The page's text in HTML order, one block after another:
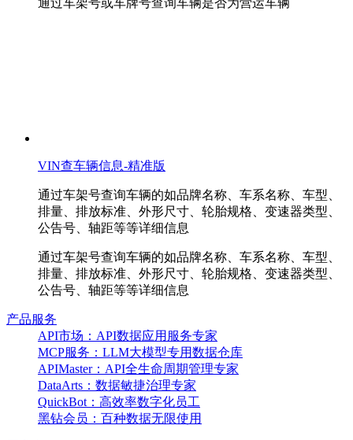
通过车架号或车牌号查询车辆是否为营运车辆
VIN查车辆信息-精准版
通过车架号查询车辆的如品牌名称、车系名称、车型、
排量、排放标准、外形尺寸、轮胎规格、变速器类型、
公告号、轴距等等详细信息
通过车架号查询车辆的如品牌名称、车系名称、车型、
排量、排放标准、外形尺寸、轮胎规格、变速器类型、
公告号、轴距等等详细信息
产品服务
API市场：API数据应用服务专家
MCP服务：LLM大模型专用数据仓库
APIMaster：API全生命周期管理专家
DataArts：数据敏捷治理专家
QuickBot：高效率数字化员工
黑钻会员：百种数据无限使用